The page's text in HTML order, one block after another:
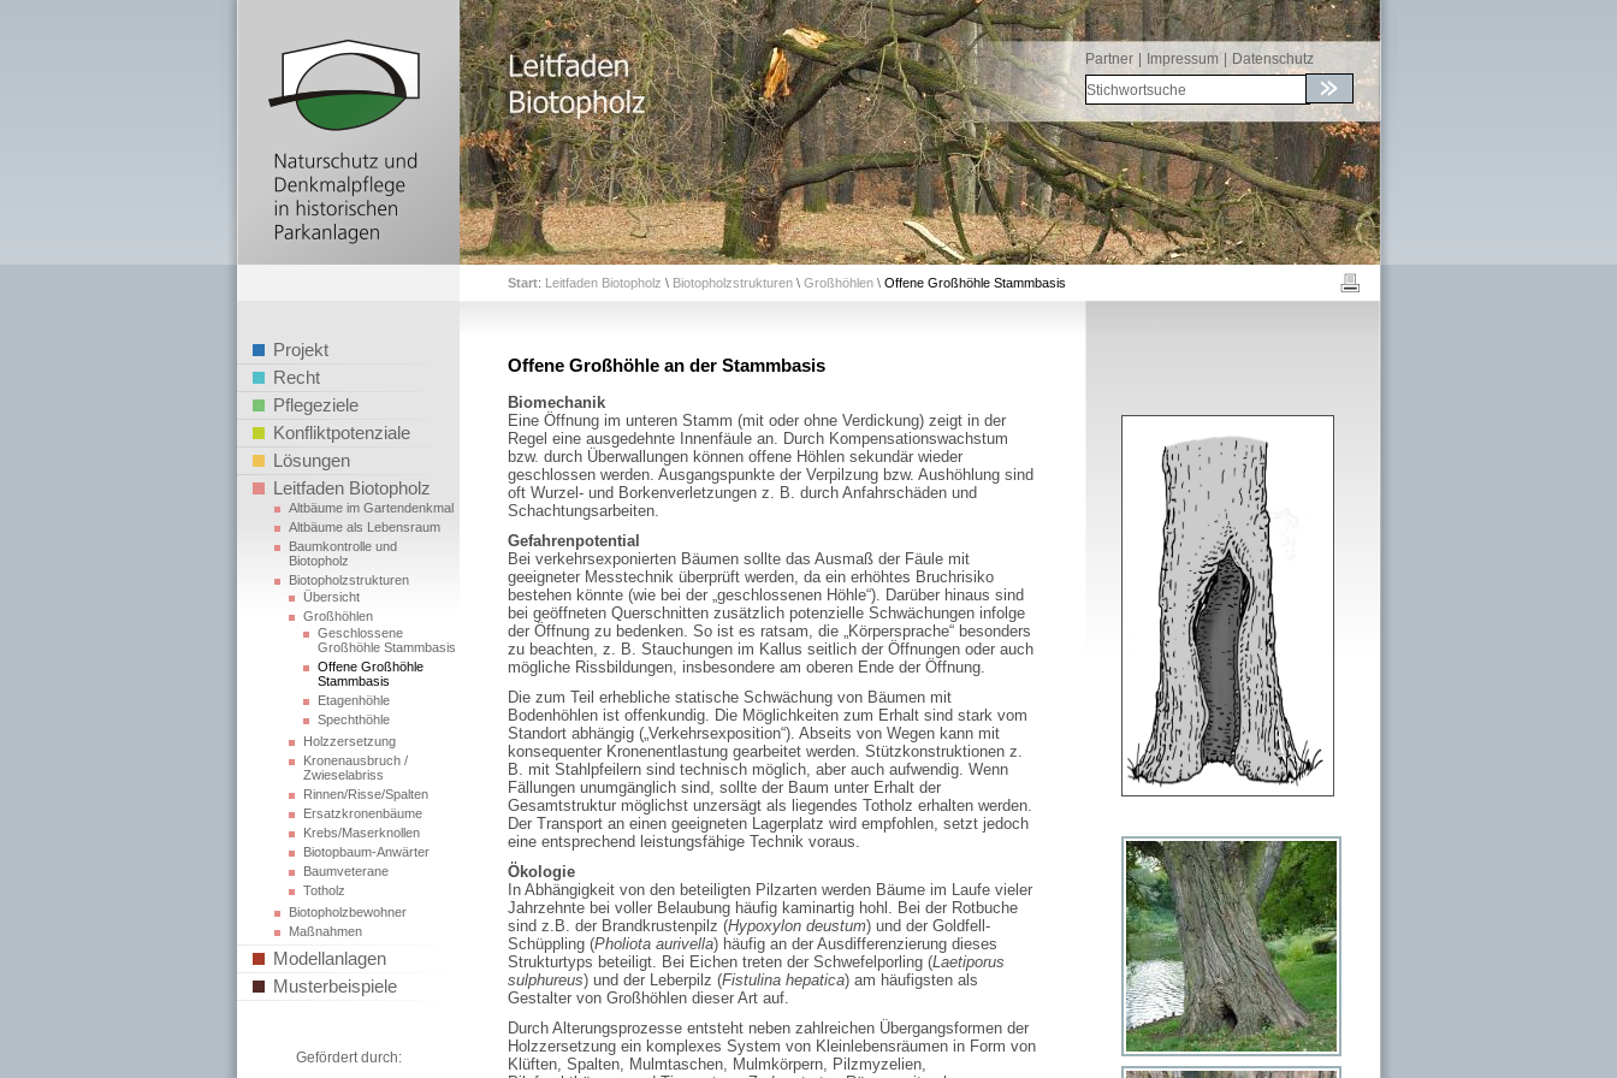
Partner Impressum Datenschutz
Start: Leitfaden Biotopholz \ Biotopholzstrukturen \ Großhöhlen \ Offene Großhöhle Stammbasis
Projekt
Recht
Pflegeziele
Konfliktpotenziale
Lösungen
Leitfaden Biotopholz
Altbäume im Gartendenkmal
Altbäume als Lebensraum
Baumkontrolle und
Biotopholz
Biotopholzstrukturen
Übersicht
Großhöhlen
Geschlossene
Großhöhle Stammbasis
Offene Großhöhle
Stammbasis
Etagenhöhle
Spechthöhle
Holzzersetzung
Kronenausbruch /
Zwieselabriss
Rinnen/Risse/Spalten
Ersatzkronenbäume
Krebs/Maserknollen
Biotopbaum-Anwärter
Baumveterane
Totholz
Biotopholzbewohner
Maßnahmen
Modellanlagen
Musterbeispiele
Gefördert durch:
Offene Großhöhle an der Stammbasis
Biomechanik
Eine Öffnung im unteren Stamm (mit oder ohne Verdickung) zeigt in der
Regel eine ausgedehnte Innenfäule an. Durch Kompensationswachstum
bzw. durch Überwallungen können offene Höhlen sekundär wieder
geschlossen werden. Ausgangspunkte der Verpilzung bzw. Aushöhlung sind
oft Wurzel- und Borkenverletzungen z. B. durch Anfahrschäden und
Schachtungsarbeiten.
Gefahrenpotential
Bei verkehrsexponierten Bäumen sollte das Ausmaß der Fäule mit
geeigneter Messtechnik überprüft werden, da ein erhöhtes Bruchrisiko
bestehen könnte (wie bei der „geschlossenen Höhle“). Darüber hinaus sind
bei geöffneten Querschnitten zusätzlich potenzielle Schwächungen infolge
der Öffnung zu bedenken. So ist es ratsam, die „Körpersprache“ besonders
zu beachten, z. B. Stauchungen im Kallus seitlich der Öffnungen oder auch
mögliche Rissbildungen, insbesondere am oberen Ende der Öffnung.
Die zum Teil erhebliche statische Schwächung von Bäumen mit
Bodenhöhlen ist offenkundig. Die Möglichkeiten zum Erhalt sind stark vom
Standort abhängig („Verkehrsexposition“). Abseits von Wegen kann mit
konsequenter Kronenentlastung gearbeitet werden. Stützkonstruktionen z.
B. mit Stahlpfeilern sind technisch möglich, aber auch aufwendig. Wenn
Fällungen unumgänglich sind, sollte der Baum unter Erhalt der
Gesamtstruktur möglichst unzersägt als liegendes Totholz erhalten werden.
Der Transport an einen geeigneten Lagerplatz wird empfohlen, setzt jedoch
eine entsprechend leistungsfähige Technik voraus.
Ökologie
In Abhängigkeit von den beteiligten Pilzarten werden Bäume im Laufe vieler
Jahrzehnte bei voller Belaubung häufig kaminartig hohl. Bei der Rotbuche
sind z.B. der Brandkrustenpilz (Hypoxylon deustum) und der Goldfell-
Schüppling (Pholiota aurivella) häufig an der Ausdifferenzierung dieses
Strukturtyps beteiligt. Bei Eichen treten der Schwefelporling (Laetiporus
sulphureus) und der Leberpilz (Fistulina hepatica) am häufigsten als
Gestalter von Großhöhlen dieser Art auf.
Durch Alterungsprozesse entsteht neben zahlreichen Übergangsformen der
Holzzersetzung ein komplexes System von Kleinlebensräumen in Form von
Klüften, Spalten, Mulmtaschen, Mulmkörpern, Pilzmyzelien,